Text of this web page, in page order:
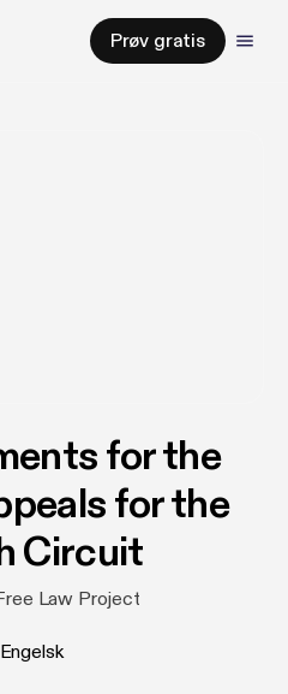
Prøv gratis
for the
for the
Circuit
Law Project
Engelsk